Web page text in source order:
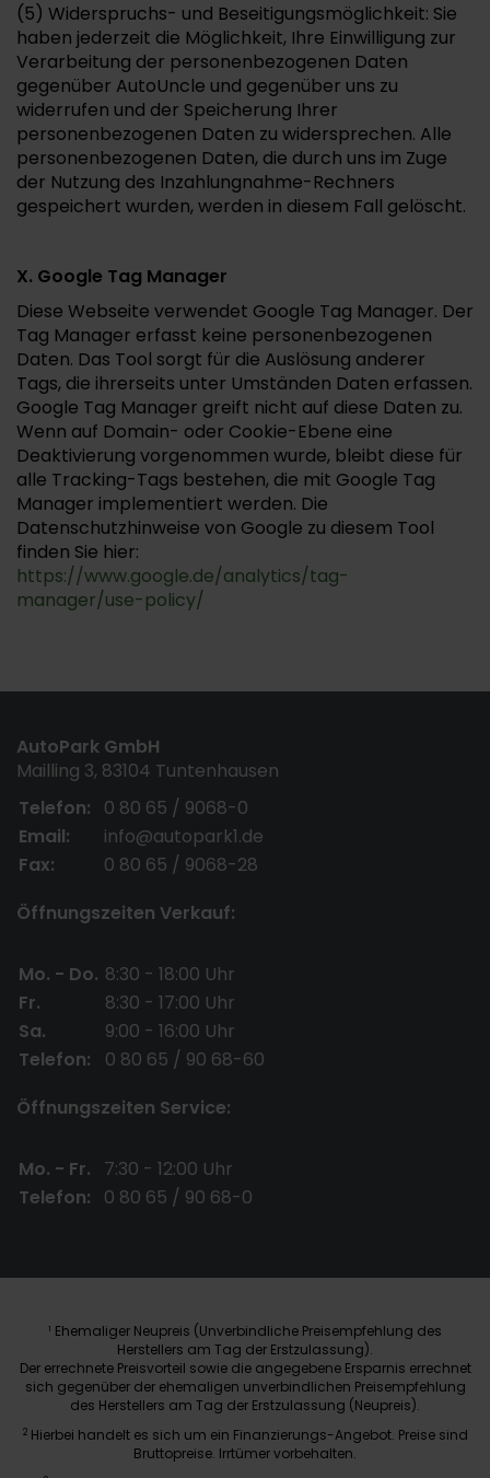
(5) Widerspruchs- und Beseitigungsmöglichkeit: Sie
haben jederzeit die Möglichkeit, Ihre Einwilligung zur
Verarbeitung der personenbezogenen Daten
gegenüber AutoUncle und gegenüber uns zu
widerrufen und der Speicherung Ihrer
personenbezogenen Daten zu widersprechen. Alle
personenbezogenen Daten, die durch uns im Zuge
der Nutzung des Inzahlungnahme-Rechners
gespeichert wurden, werden in diesem Fall gelöscht.
X. Google Tag Manager
Diese Webseite verwendet Google Tag Manager. Der
Tag Manager erfasst keine personenbezogenen
Daten. Das Tool sorgt für die Auslösung anderer
Tags, die ihrerseits unter Umständen Daten erfassen.
Google Tag Manager greift nicht auf diese Daten zu.
Wenn auf Domain- oder Cookie-Ebene eine
Deaktivierung vorgenommen wurde, bleibt diese für
alle Tracking-Tags bestehen, die mit Google Tag
Manager implementiert werden. Die
Datenschutzhinweise von Google zu diesem Tool
finden Sie hier:
https://www.google.de/analytics/tag-
manager/use-policy/
AutoPark GmbH
Mailling 3, 83104 Tuntenhausen
Telefon:
0 80 65 / 9068-0
Email:
info@autopark1.de
Fax:
0 80 65 / 9068-28
Öffnungszeiten Verkauf:
Mo. - Do. 8:30 - 18:00 Uhr
Fr.
8:30 - 17:00 Uhr
Sa.
9:00 - 16:00 Uhr
Telefon:
0 80 65 / 90 68-60
Öffnungszeiten Service:
Mo. - Fr.
7:30 - 12:00 Uhr
Telefon:
0 80 65 / 90 68-0
1 Ehemaliger Neupreis (Unverbindliche Preisempfehlung des
Herstellers am Tag der Erstzulassung).
Der errechnete Preisvorteil sowie die angegebene Ersparnis errechnet
sich gegenüber der ehemaligen unverbindlichen Preisempfehlung
des Herstellers am Tag der Erstzulassung (Neupreis).
2 Hierbei handelt es sich um ein Finanzierungs-Angebot. Preise sind
Bruttopreise. Irrtümer vorbehalten.